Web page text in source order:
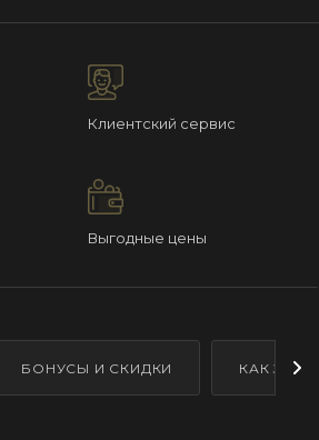
Клиентский сервис
Выгодные цены
БОНУСЫ И СКИДКИ КАК